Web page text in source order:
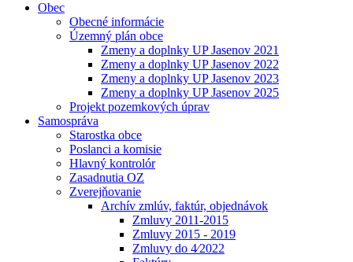
Obec
Obecné informácie
Územný plán obce
Zmeny a doplnky UP Jasenov 2021
Zmeny a doplnky UP Jasenov 2022
Zmeny a doplnky UP Jasenov 2023
Zmeny a doplnky UP Jasenov 2025
Projekt pozemkových úprav
Samospráva
Starostka obce
Poslanci a komisie
Hlavný kontrolór
Zasadnutia OZ
Zverejňovanie
Archív zmlúv, faktúr, objednávok
Zmluvy 2011-2015
Zmluvy 2015 - 2019
Zmluvy do 4⁄2022